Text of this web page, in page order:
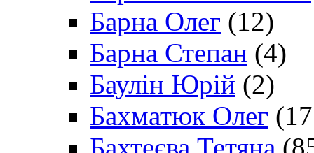
Барна Олег (12)
Барна Степан (4)
Баулін Юрій (2)
Бахматюк Олег
Бахтеєва Тетяна